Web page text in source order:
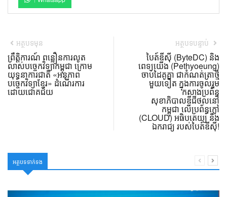
អត្ថបទមុន
ព្រឹត្តិការណ៍ ពន្លឿនការលូត
លាស់បច្ចេកវិទ្យាកម្ពុជា ក្រោម
យុទ្ធនាការជាតិ «អនុភាព
បច្ចេកវិទ្យាខ្មែរ» ដំណើរការ
ដោយជោគជ័យ
អត្ថបទបន្ទាប់
បៃត៍ឌីស៊ី (ByteDC) និង
ពេទ្យយើង (Pethyoeung)
ចាប់ដៃគូគ្នា ជាកំណត់ត្រាថ្មី
មួយទៀត ក្នុងការចូលរួម
កសាងប្រព័ន្ធ
សុខាភិបាលឌីជីថល​នៅ
កម្ពុជា លើប្រព័ន្ធក្លៅ
(CLOUD) អធិបតេយ្យ និង
ឯករាជ្យ របស់បៃត៍ឌីស៊ី!
អត្ថបទទាក់ទង